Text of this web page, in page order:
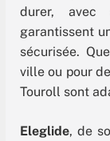
durer, avec
garantissent
sécurisée.
ville ou pour
Touroll sont
Eleglide, de